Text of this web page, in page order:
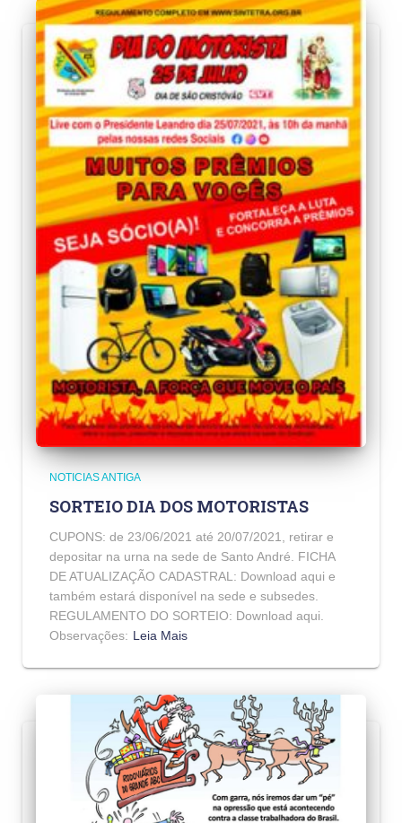
NOTICIAS ANTIGA
SORTEIO DIA DOS MOTORISTAS
CUPONS: de 23/06/2021 até 20/07/2021, retirar e
depositar na urna na sede de Santo André. FICHA
DE ATUALIZAÇÃO CADASTRAL: Download aqui e
também estará disponível na sede e subsedes.
REGULAMENTO DO SORTEIO: Download aqui.
Observações: Leia Mais